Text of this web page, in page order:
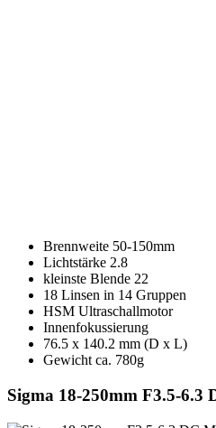
Brennweite 50-150mm
Lichtstärke 2.8
kleinste Blende 22
18 Linsen in 14 Gruppen
HSM Ultraschallmotor
Innenfokussierung
76.5 x 140.2 mm (D x L)
Gewicht ca. 780g
Sigma 18-250mm F3.5-6.3